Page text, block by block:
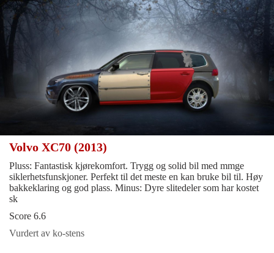
Volvo XC70 (2013)
Pluss: Fantastisk kjørekomfort. Trygg og solid bil med mmge
siklerhetsfunskjoner. Perfekt til det meste en kan bruke bil til. Høy
bakkeklaring og god plass. Minus: Dyre slitedeler som har kostet
sk
Score 6.6
Vurdert av ko-stens